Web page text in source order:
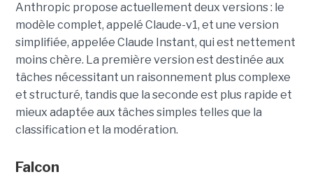
Anthropic propose actuellement deux versions : le
modèle complet, appelé Claude-v1, et une version
simplifiée, appelée Claude Instant, qui est nettement
moins chère. La première version est destinée aux
tâches nécessitant un raisonnement plus complexe
et structuré, tandis que la seconde est plus rapide et
mieux adaptée aux tâches simples telles que la
classification et la modération.
Falcon